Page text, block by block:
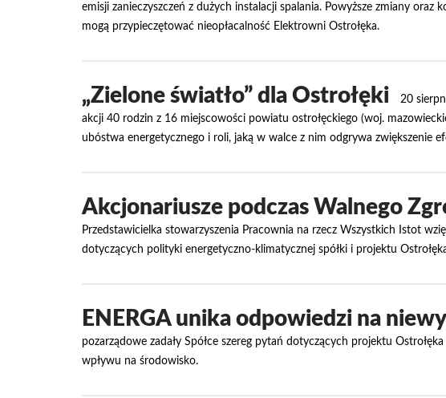
emisji zanieczyszczeń z dużych instalacji spalania. Powyższe zmiany
mogą przypieczętować nieopłacalność Elektrowni Ostrołęka.
„Zielone światło” dla Ostrołęki
20
akcji 40 rodzin z 16 miejscowości powiatu ostrołęckiego (woj.
ubóstwa energetycznego i roli, jaką w walce z nim odgrywa zwiększenie
Akcjonariusze podczas Walnego
Przedstawicielka stowarzyszenia Pracownia na rzecz Wszystkich Istot
dotyczących polityki energetyczno-klimatycznej spółki i projektu
ENERGA unika odpowiedzi na
pozarządowe zadały Spółce szereg pytań dotyczących projektu
wpływu na środowisko.